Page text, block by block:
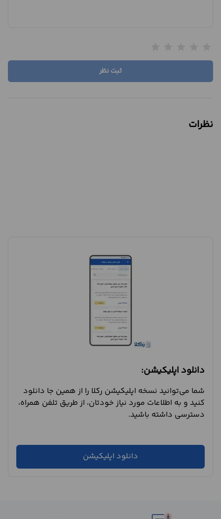
ثبت نظر
نظرات
دانلود اپلیکیشن:
شما می‌توانید نسخه اپلیکیشن رکلا را از همین جا دانلود
کنید و به اطلاعات مورد نیاز خودتان، از طریق تلفن همراه،
دسترسی داشته باشید.
دانلود اپلیکیشن